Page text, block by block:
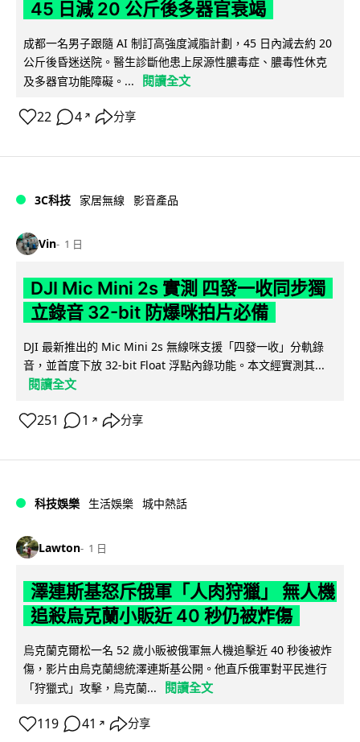
45 日減 20 公斤後多器官衰竭
成都一名男子跟隨 AI 制訂高強度減脂計劃，45 日內減去約 20
公斤後昏迷送院。醫生診斷他患上尿源性膿毒症、膿毒性休克
及多器官功能障礙。...
閱讀全文
22 4 ↗ 分享
3C科技 家居無線 影音產品
Vin 1 日
DJI Mic Mini 2s 實測 四發一收同步獨
立錄音 32-bit 防爆咪拍片必備
DJI 最新推出的 Mic Mini 2s 無線咪支援「四發一收」分軌錄
音，並首度下放 32-bit Float 浮點內錄功能。本文經實測其...
閱讀全文
251 1 ↗ 分享
科技娛樂 生活娛樂 城中熱話
Lawton 1 日
澤連斯基怒斥俄軍「人肉狩獵」 無人機
追殺烏克蘭小販近 40 秒仍被炸傷
烏克蘭克爾松一名 52 歲小販被俄軍無人機追擊近 40 秒後被炸
傷，影片由烏克蘭總統澤連斯基公開。他直斥俄軍對平民進行
「狩獵式」攻擊，烏克蘭...
閱讀全文
119 41 ↗ 分享